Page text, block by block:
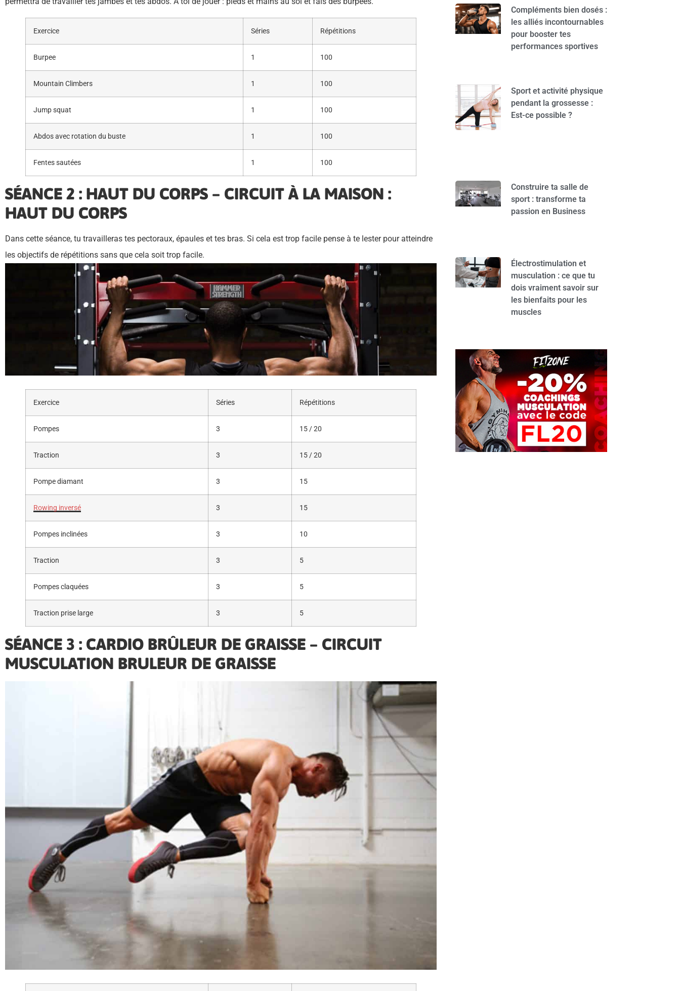
Exercice Séries Répétitions
Burpee 1 100
Mountain Climbers 1 100
Jump squat 1 100
Abdos avec rotation du buste 1 100
Fentes sautées 1 100
SÉANCE 2 : HAUT DU CORPS – CIRCUIT À LA MAISON :
HAUT DU CORPS
Dans cette séance, tu travailleras tes pectoraux, épaules et tes bras. Si cela est trop facile pense à te lester pour atteindre
les objectifs de répétitions sans que cela soit trop facile.
Exercice Séries Répétitions
Pompes 3 15 / 20
Traction 3 15 / 20
Pompe diamant 3 15
Rowing inversé 3 15
Pompes inclinées 3 10
Traction 3 5
Pompes claquées 3 5
Traction prise large 3 5
SÉANCE 3 : CARDIO BRÛLEUR DE GRAISSE – CIRCUIT
MUSCULATION BRULEUR DE GRAISSE
Compléments bien dosés :
les alliés incontournables
pour booster tes
performances sportives
Sport et activité physique
pendant la grossesse :
Est-ce possible ?
Construire ta salle de
sport : transforme ta
passion en Business
Électrostimulation et
musculation : ce que tu
dois vraiment savoir sur
les bienfaits pour les
muscles